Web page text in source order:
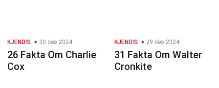
KJENDIS 30 des 2024
26 Fakta Om Charlie
Cox
KJENDIS 29 des 2024
31 Fakta Om Walter
Cronkite